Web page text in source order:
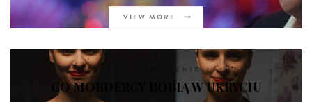
VIEW MORE
STRASZNIE ŚMIESZNIE 2021
CO MORDERCY ROBIĄ W UKRYCIU